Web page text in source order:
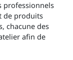
professionnels
de produits
chacune des
afin de